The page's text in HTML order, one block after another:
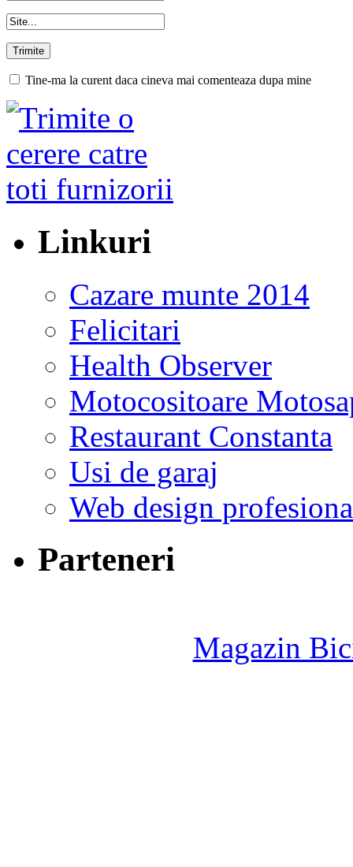
Tine-ma la curent daca cineva mai comenteaza dupa mine
Linkuri
Cazare munte 2014
Felicitari
Health Observer
Motocositoare
Restaurant Constanta
Usi de garaj
Web design
Parteneri
Magazin